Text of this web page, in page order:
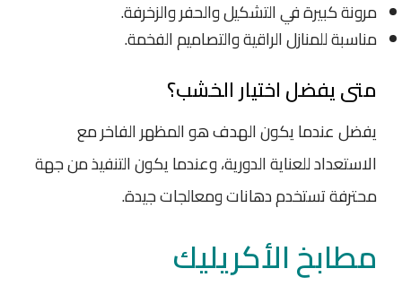
مرونة كبيرة في التشكيل والحفر والزخرفة.
مناسبة للمنازل الراقية والتصاميم الفخمة.
متى يفضل اختيار الخشب؟
يفضل عندما يكون الهدف هو المظهر الفاخر مع
الاستعداد للعناية الدورية، وعندما يكون التنفيذ من جهة
محترفة تستخدم دهانات ومعالجات جيدة.
مطابخ الأكريليك